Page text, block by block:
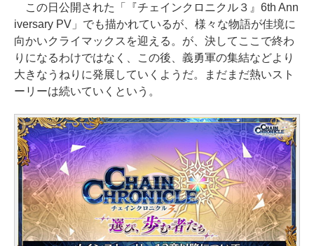
この日公開された「『チェインクロニクル３』6th Ann
iversary PV」でも描かれているが、様々な物語が佳境に
向かいクライマックスを迎える。が、決してここで終わ
りになるわけではなく、この後、義勇軍の集結などより
大きなうねりに発展していくようだ。まだまだ熱いスト
ーリーは続いていくという。